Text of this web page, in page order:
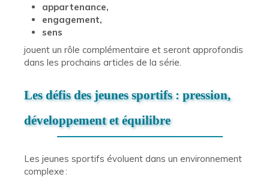
appartenance,
engagement,
sens
jouent un rôle complémentaire et seront approfondis
dans les prochains articles de la série.
Les défis des jeunes sportifs : pression,
développement et équilibre
Les jeunes sportifs évoluent dans un environnement
complexe :